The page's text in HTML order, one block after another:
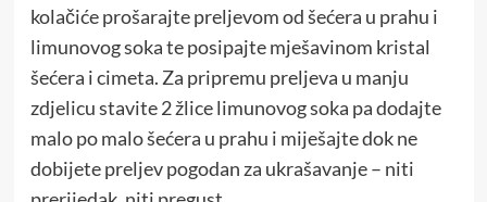
kolačiće prošarajte preljevom od šećera u prahu i
limunovog soka te posipajte mješavinom kristal
šećera i cimeta. Za pripremu preljeva u manju
zdjelicu stavite 2 žlice limunovog soka pa dodajte
malo po malo šećera u prahu i miješajte dok ne
dobijete preljev pogodan za ukrašavanje – niti